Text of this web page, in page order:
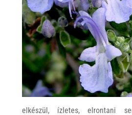
elkészül, ízletes, elrontani